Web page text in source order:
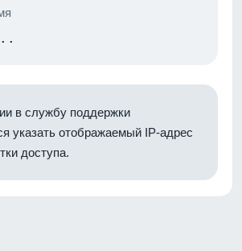
в службу поддержки
указать отображаемый IP-адрес
доступа.